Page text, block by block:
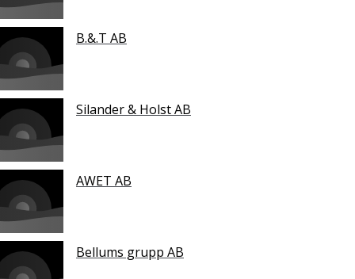
B.&.T AB
Silander & Holst AB
AWET AB
Bellums grupp AB